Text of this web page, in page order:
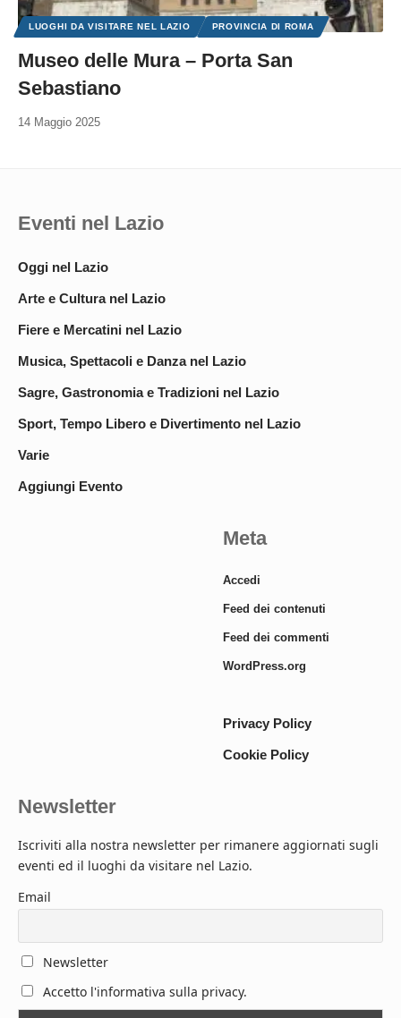
LUOGHI DA VISITARE NEL LAZIO PROVINCIA DI ROMA
Museo delle Mura – Porta San
Sebastiano
14 Maggio 2025
Eventi nel Lazio
Oggi nel Lazio
Arte e Cultura nel Lazio
Fiere e Mercatini nel Lazio
Musica, Spettacoli e Danza nel Lazio
Sagre, Gastronomia e Tradizioni nel Lazio
Sport, Tempo Libero e Divertimento nel Lazio
Varie
Aggiungi Evento
Meta
Accedi
Feed dei contenuti
Feed dei commenti
WordPress.org
Privacy Policy
Cookie Policy
Newsletter
Iscriviti alla nostra newsletter per rimanere aggiornati sugli
eventi ed il luoghi da visitare nel Lazio.
Email
Newsletter
Accetto l'informativa sulla privacy.